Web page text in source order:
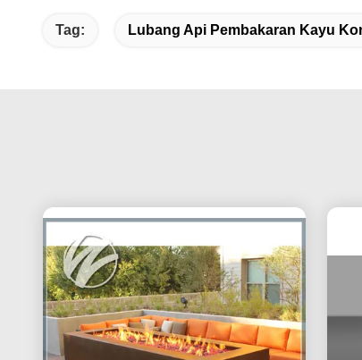
Tag: Lubang Api Pembakaran Kayu